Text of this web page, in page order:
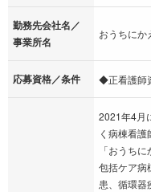
勤務先会社名／
事業所名
おうちにか
応募資格／条件 ◆正看護師
2021年4月
く病棟看護
「おうち
包括ケア病
患、循環器